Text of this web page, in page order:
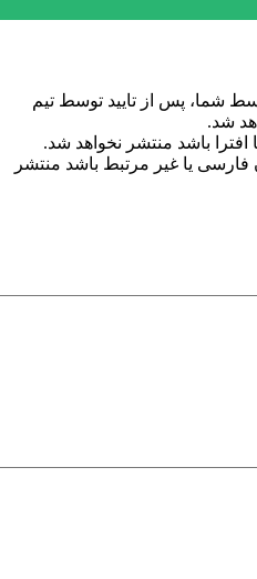
شما، پس از تایید توسط تیم
شد.
افترا باشد منتشر نخواهد شد.
فارسی یا غیر مرتبط باشد منتشر